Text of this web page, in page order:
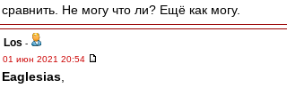
сравнить. Не могу что ли? Ещё как могу.
Los -
01 июн 2021 20:54
Eaglesias